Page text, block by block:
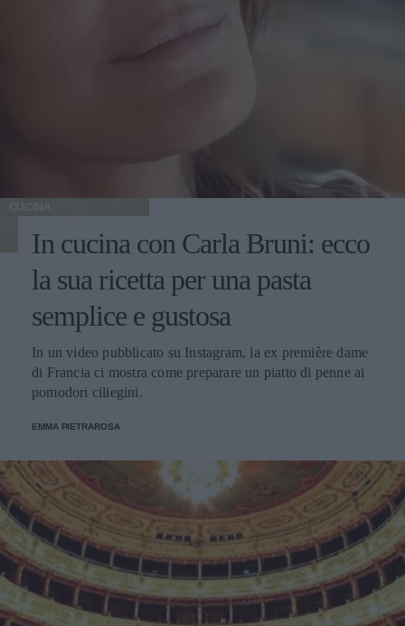
CUCINA
In cucina con Carla Bruni: ecco
la sua ricetta per una pasta
semplice e gustosa
In un video pubblicato su Instagram, la ex première dame
di Francia ci mostra come preparare un piatto di penne ai
pomodori ciliegini.
EMMA PIETRAROSA